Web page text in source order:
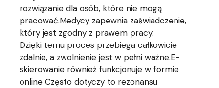
rozwiązanie dla osób, które nie mogą
pracować.Medycy zapewnia zaświadczenie,
który jest zgodny z prawem pracy.
Dzięki temu proces przebiega całkowicie
zdalnie, a zwolnienie jest w pełni ważne.E-
skierowanie również funkcjonuje w formie
online Często dotyczy to rezonansu